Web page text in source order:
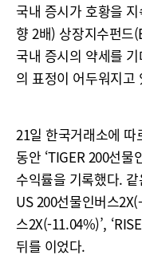
국내 증시가 호황을
향 2배) 상장지수펀드
국내 증시의 약세를
의 표정이 어두워지고
21일 한국거래소에
동안 ‘TIGER 200선물
수익률을 기록했다.
US 200선물인버스
스2X(-11.04%)’,
뒤를 이었다.